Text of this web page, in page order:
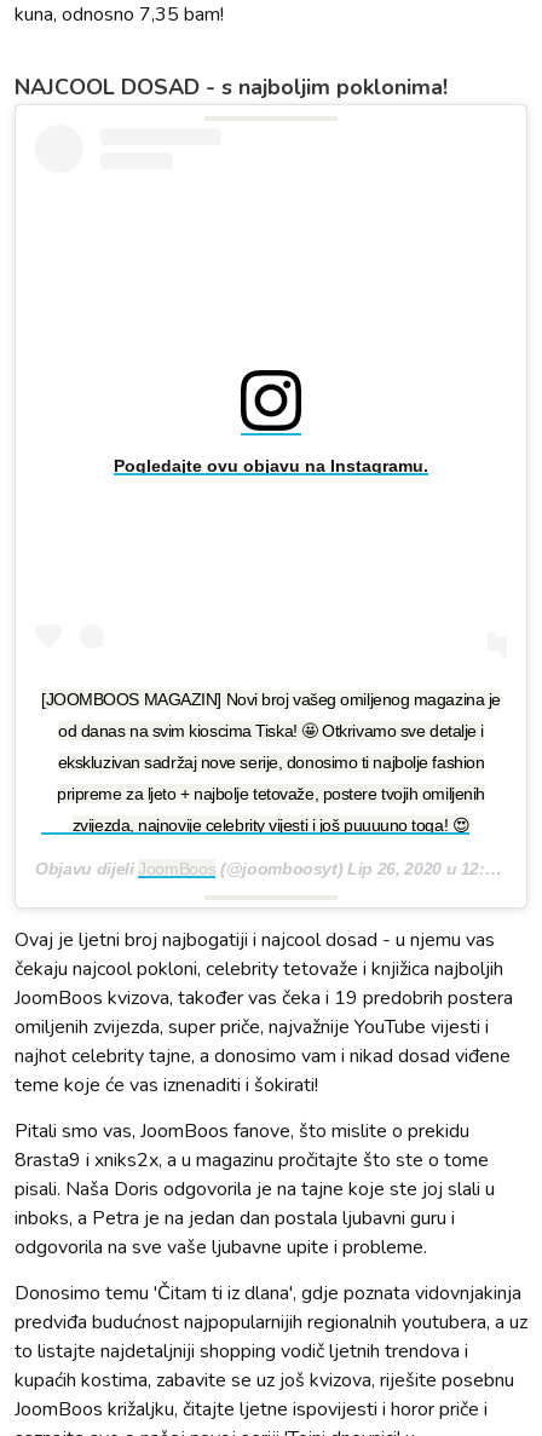
kuna, odnosno 7,35 bam!
NAJCOOL DOSAD - s najboljim poklonima!
Pogledajte ovu objavu na Instagramu.
[JOOMBOOS MAGAZIN] Novi broj vašeg omiljenog magazina je
od danas na svim kioscima Tiska! 🤩 Otkrivamo sve detalje i
ekskluzivan sadržaj nove serije, donosimo ti najbolje fashion
pripreme za ljeto + najbolje tetovaže, postere tvojih omiljenih
zvijezda, najnovije celebrity vijesti i još puuuuno toga! 😍
Objavu dijeliJoomBoos (@joomboosyt)Lip 26, 2020 u 12:24 PDT
Ovaj je ljetni broj najbogatiji i najcool dosad - u njemu vas
čekaju najcool pokloni, celebrity tetovaže i knjižica najboljih
JoomBoos kvizova, također vas čeka i 19 predobrih postera
omiljenih zvijezda, super priče, najvažnije YouTube vijesti i
najhot celebrity tajne, a donosimo vam i nikad dosad viđene
teme koje će vas iznenaditi i šokirati!
Pitali smo vas, JoomBoos fanove, što mislite o prekidu
8rasta9 i xniks2x, a u magazinu pročitajte što ste o tome
pisali. Naša Doris odgovorila je na tajne koje ste joj slali u
inboks, a Petra je na jedan dan postala ljubavni guru i
odgovorila na sve vaše ljubavne upite i probleme.
Donosimo temu 'Čitam ti iz dlana', gdje poznata vidovnjakinja
predviđa budućnost najpopularnijih regionalnih youtubera, a uz
to listajte najdetaljniji shopping vodič ljetnih trendova i
kupaćih kostima, zabavite se uz još kvizova, riješite posebnu
JoomBoos križaljku, čitajte ljetne ispovijesti i horor priče i